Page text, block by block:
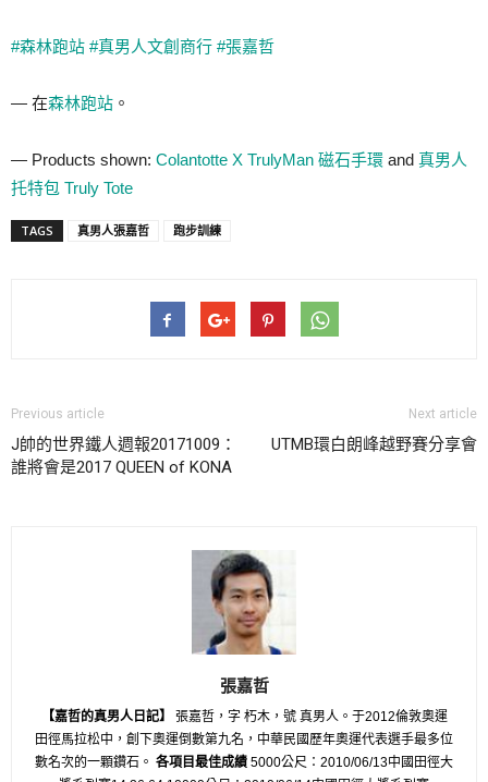
#森林跑站 #真男人文創商行 #張嘉哲
— 在森林跑站 。
— Products shown: Colantotte X TrulyMan 磁石手環 and 真男人
托特包 Truly Tote
TAGS 真男人張嘉哲 跑步訓練
Previous article
J帥的世界鐵人週報20171009：
誰將會是2017 QUEEN of KONA
Next article
UTMB環白朗峰越野賽分享會
張嘉哲
【嘉哲的真男人日記】
張嘉哲，字 朽木，號 真男人。于2012倫敦奧運
田徑馬拉松中，創下奧運倒數第九名，中華民國歷年奧運代表選手最多位
數名次的一顆鑽石。 各項目最佳成績 5000公尺：2010/06/13中國田徑大